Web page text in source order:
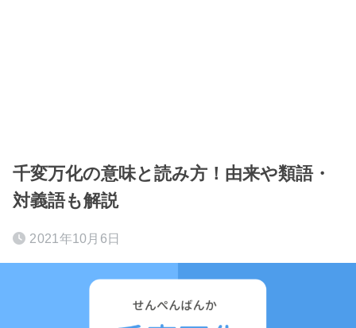
千変万化の意味と読み方！由来や類語・
対義語も解説
2021年10月6日